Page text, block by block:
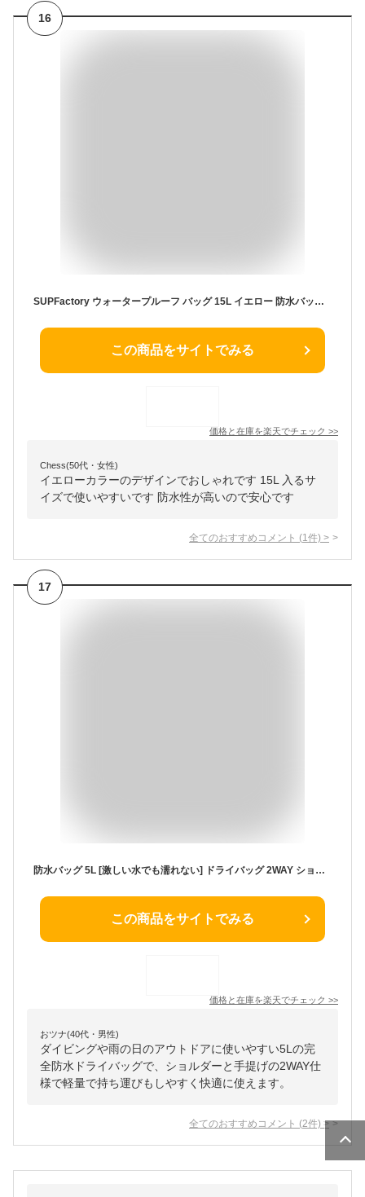
16
SUPFactory ウォータープルーフ バッグ 15L イエロー 防水バックサーフィンSUPインフレータブルSUP
この商品をサイトでみる
価格と在庫を楽天でチェック >>
Chess(50代・女性)
イエローカラーのデザインでおしゃれです 15L 入るサ
イズで使いやすいです 防水性が高いので安心です
全てのおすすめコメント (1 件) >
17
防水バッグ 5L [激しい水でも濡れない] ドライバッグ 2WAY ショルダー 手提げ 完全防水 防水 バッグ メンズ レディース 軽量 釣り 旅行 自転車 バイク 水泳 レジャー ダイビング マリンスポーツ 海 海水浴 ジム スポーツ アウトドア 登山 キャンプ 防災
この商品をサイトでみる
価格と在庫を楽天でチェック >>
おツナ(40代・男性)
ダイビングや雨の日のアウトドアに使いやすい5Lの完
全防水ドライバッグで、ショルダーと手提げの2WAY仕
様で軽量で持ち運びもしやすく快適に使えます。
全てのおすすめコメント (2件) >